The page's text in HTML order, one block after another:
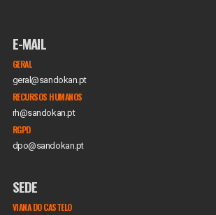
E-MAIL
GERAL
geral@sandokan.pt
RECURSOS HUMANOS
rh@sandokan.pt
RGPD
dpo@sandokan.pt
SEDE
VIANA DO CASTELO